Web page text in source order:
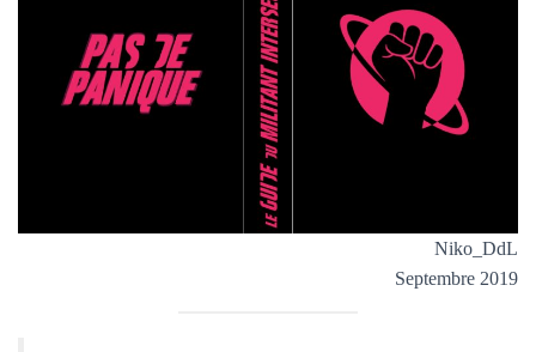
Niko_DdL
Septembre 2019